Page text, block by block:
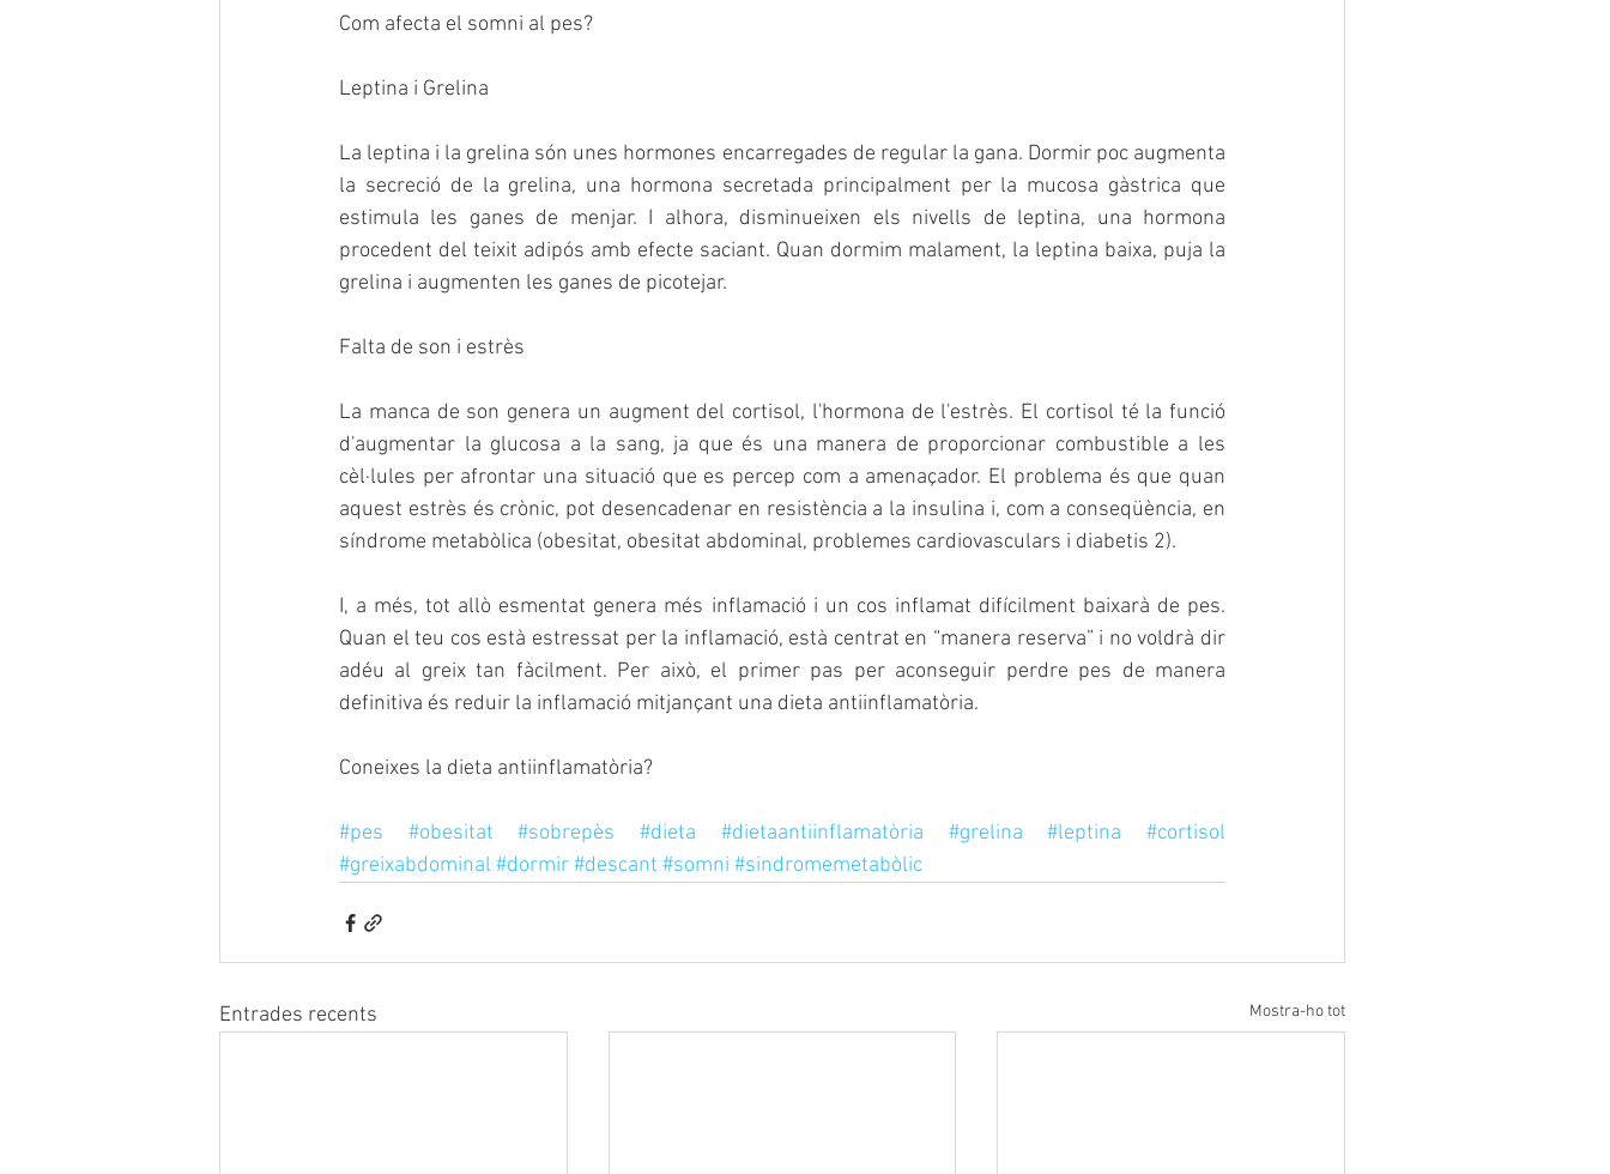
Com afecta el somni al pes?
Leptina i Grelina
La leptina i la grelina són unes hormones encarregades de regular la gana. Dormir poc augmenta
la secreció de la grelina, una hormona secretada principalment per la mucosa gàstrica que
estimula les ganes de menjar. I alhora, disminueixen els nivells de leptina, una hormona
procedent del teixit adipós amb efecte saciant. Quan dormim malament, la leptina baixa, puja la
grelina i augmenten les ganes de picotejar.
Falta de son i estrès
La manca de son genera un augment del cortisol, l'hormona de l'estrès. El cortisol té la funció
d'augmentar la glucosa a la sang, ja que és una manera de proporcionar combustible a les
cèl·lules per afrontar una situació que es percep com a amenaçador. El problema és que quan
aquest estrès és crònic, pot desencadenar en resistència a la insulina i, com a conseqüència, en
síndrome metabòlica (obesitat, obesitat abdominal, problemes cardiovasculars i diabetis 2).
I, a més, tot allò esmentat genera més inflamació i un cos inflamat difícilment baixarà de pes.
Quan el teu cos està estressat per la inflamació, està centrat en “manera reserva” i no voldrà dir
adéu al greix tan fàcilment. Per això, el primer pas per aconseguir perdre pes de manera
definitiva és reduir la inflamació mitjançant una dieta antiinflamatòria.
Coneixes la dieta antiinflamatòria?
#pes #obesitat #sobrepès #dieta #dietaantiinflamatòria #grelina #leptina
#cortisol
#greixabdominal #dormir#descant #somni #sindromemetabòlic
Entrades recents Mostra-ho tot